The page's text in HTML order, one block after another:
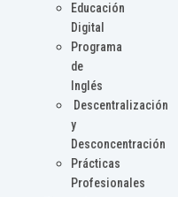
Educación
Digital
Programa
de
Inglés
Descentralización
y
Desconcentración
Prácticas
Profesionales